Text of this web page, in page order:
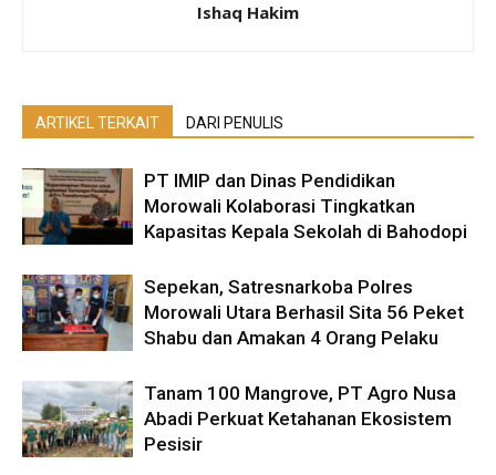
Ishaq Hakim
ARTIKEL TERKAIT DARI PENULIS
PT IMIP dan Dinas Pendidikan
Morowali Kolaborasi Tingkatkan
Kapasitas Kepala Sekolah di Bahodopi
Sepekan, Satresnarkoba Polres
Morowali Utara Berhasil Sita 56 Peket
Shabu dan Amakan 4 Orang Pelaku
Tanam 100 Mangrove, PT Agro Nusa
Abadi Perkuat Ketahanan Ekosistem
Pesisir